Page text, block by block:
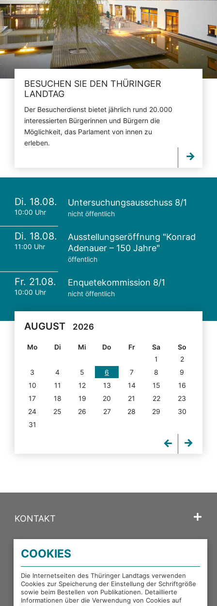
BESUCHEN SIE DEN THÜRINGER
LANDTAG
Der Besucherdienst bietet jährlich rund 20.000
interessierten Bürgerinnen und Bürgern die
Möglichkeit, das Parlament von innen zu
erleben.
Di. 18.08.
10:00 Uhr
Untersuchungsausschuss 8/1
nicht öffentlich
Di. 18.08.
11:00 Uhr
Ausstellungseröffnung "Konrad
Adenauer – 150 Jahre"
öffentlich
Fr. 21.08.
10:00 Uhr
Enquetekommission 8/1
nicht öffentlich
AUGUST 2026
Mo Di Mi Do Fr Sa
So
1
2
3
4 5 6 7 8
9
10
11 12 13 14 15
16
17
18 19 20 21 22
23
24
25 26 27 28 29
30
31
KONTAKT
PORTALE DES THÜRINGER LANDTAGS
EXTERNE LINKS
COOKIES
Die Internetseiten des Thüringer Landtags verwenden
Cookies zur Speicherung der Einstellung der Schriftgröße
sowie beim Bestellen von Publikationen. Detaillierte
Informationen über die Verwendung von Cookies auf